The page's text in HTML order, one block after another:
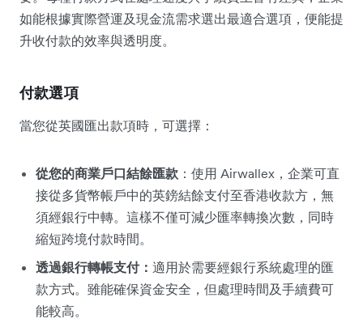
如能根據實際營運及現金流需求選出最適合選項，便能提
升收付款的效率與透明度。
付款選項
當您從英國匯出款項時，可選擇：
從您的商業戶口結餘匯款 ：使用 Airwallex，企業可直
接從多貨幣帳戶中的英鎊結餘支付至香港收款方，無
須經銀行中轉。這樣不僅可減少匯率轉換次數，同時
縮短跨境付款時間。
透過銀行轉帳支付： 適用於需要經銀行系統處理的匯
款方式。雖能確保資金安全，但處理時間及手續費可
能較高。